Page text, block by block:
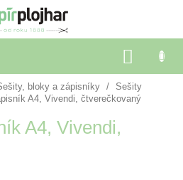
KOŠÍK
bloky a zápisníky /
Sešity
A4, Vivendi, čtverečkovaný
A4, Vivendi,